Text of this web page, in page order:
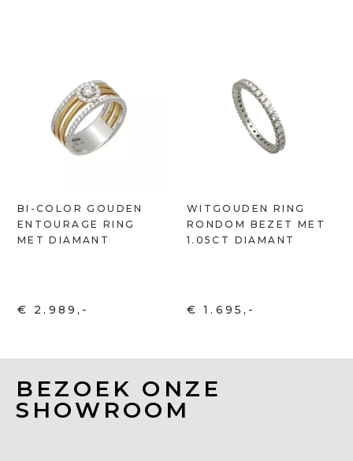
BI-COLOR GOUDEN
ENTOURAGE RING
MET DIAMANT
€ 2.989,-
WITGOUDEN RING
RONDOM BEZET MET
1.05CT DIAMANT
€ 1.695,-
BEZOEK ONZE
SHOWROOM